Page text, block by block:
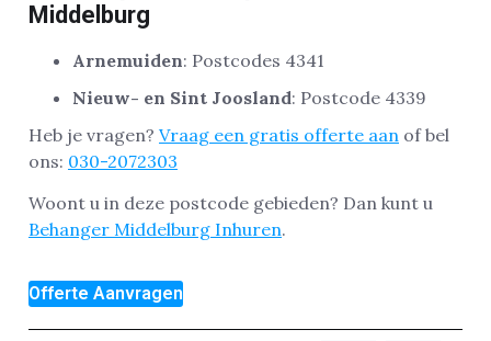
Middelburg
Arnemuiden: Postcodes 4341
Nieuw- en Sint Joosland: Postcode 4339
Heb je vragen? Vraag een gratis offerte aan of bel
ons: 030-2072303
Woont u in deze postcode gebieden? Dan kunt u
Behanger Middelburg Inhuren.
Offerte Aanvragen